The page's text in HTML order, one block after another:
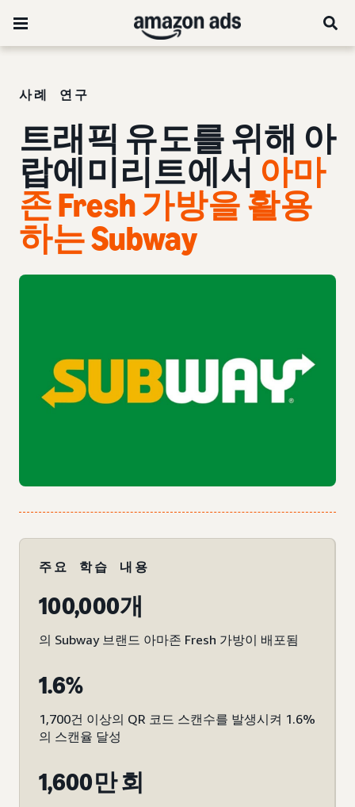
사례 연구
트래픽 유도를 위해 아
랍에미리트에서 아마
존 Fresh 가방을 활용
하는 Subway
주요 학습 내용
100,000개
의 Subway 브랜드 아마존 Fresh 가방이 배포됨
1.6%
1,700건 이상의 QR 코드 스캔수를 발생시켜 1.6%
의 스캔율 달성
1,600만 회